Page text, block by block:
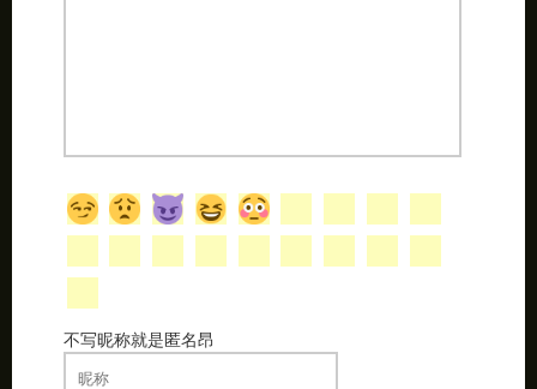
不写昵称就是匿名昂